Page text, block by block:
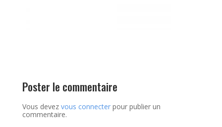
Poster le commentaire
Vous devez vous connecterpour publier un
commentaire.